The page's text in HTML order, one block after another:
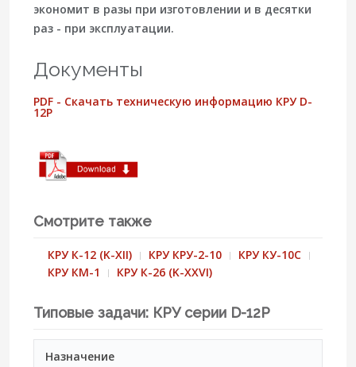
экономит в разы при изготовлении и в десятки
раз - при эксплуатации.
Документы
PDF - Скачать техническую информацию КРУ D-
12P
Смотрите также
КРУ К-12 (K-XII) КРУ КРУ-2-10
КРУ КУ-10С
КРУ КМ-1
КРУ К-26 (K-XXVI)
Типовые задачи: КРУ серии D-12P
Назначение